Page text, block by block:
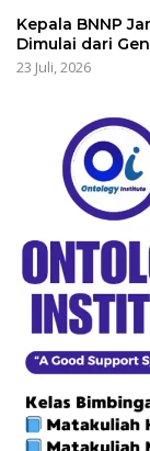
Kepala BNNP
Dimulai dari
23 Juli, 2026